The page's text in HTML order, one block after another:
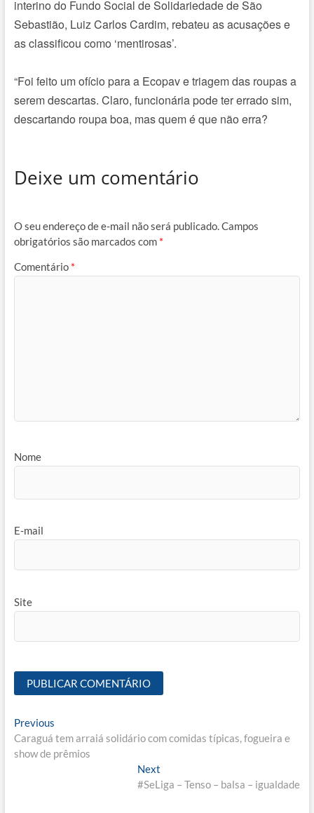
interino do Fundo Social de Solidariedade de São
Sebastião, Luiz Carlos Cardim, rebateu as acusações e
as classificou como ‘mentirosas’.
“Foi feito um ofício para a Ecopav e triagem das roupas a
serem descartas. Claro, funcionária pode ter errado sim,
descartando roupa boa, mas quem é que não erra?
Deixe um comentário
O seu endereço de e-mail não será publicado.Campos
obrigatórios são marcados com *
Comentário *
Nome
E-mail
Site
Navegação
de
PreviousPrevious
post:
Caraguá tem arraiá solidário com comidas típicas, fogueira e
show de prêmios
Next
post:
#SeLiga – Tenso – balsa – igualdade